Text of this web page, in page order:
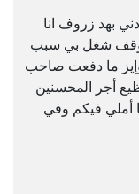
بهد زروف انا
وقف شغل بي سبب
ما دفعت صاحب
أجر المحسنين
أملي فيكم وفي